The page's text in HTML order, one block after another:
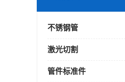
不锈钢管
激光切割
管件标准件